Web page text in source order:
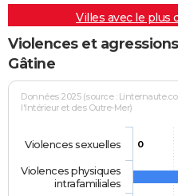
Villes avec le plus
Violences et
Gâtine
Données 2025 (source :
l'Intérieur et des Outre-Mer)
0
Violences sexuelles
Violences physiques
intrafamiliales